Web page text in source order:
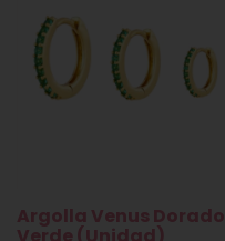
Argolla Venus Dorado